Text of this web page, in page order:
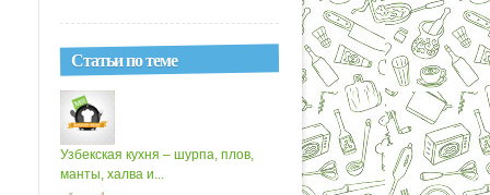
Статьи по теме
Узбекская кухня – шурпа, плов,
манты, халва и...